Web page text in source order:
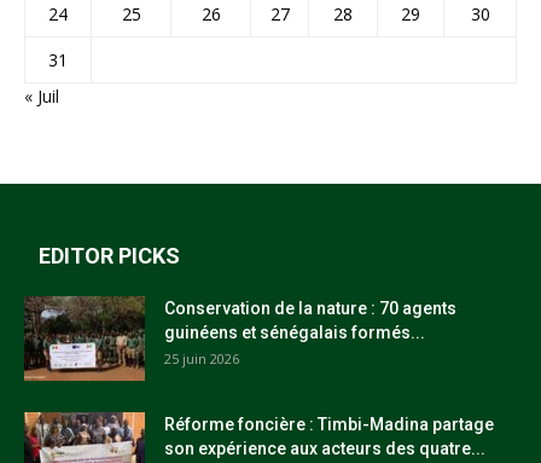
24
25 26 27 28 29
30
31
« Juil
EDITOR PICKS
Conservation de la nature : 70 agents
guinéens et sénégalais formés...
25 juin 2026
Réforme foncière : Timbi-Madina partage
son expérience aux acteurs des quatre...